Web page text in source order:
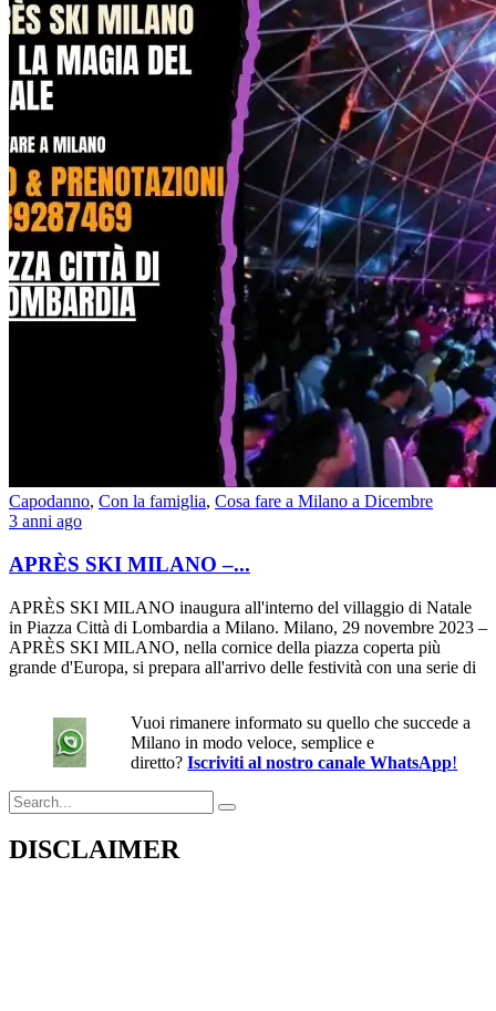
Capodanno, Con la famiglia, Cosa fare a Milano a Dicembre
3 anni ago
APRÈS SKI MILANO –...
APRÈS SKI MILANO inaugura all'interno del villaggio di Natale
in Piazza Città di Lombardia a Milano. Milano, 29 novembre 2023 –
APRÈS SKI MILANO, nella cornice della piazza coperta più
grande d'Europa, si prepara all'arrivo delle festività con una serie di
Vuoi rimanere informato su quello che succede a
Milano in modo veloce, semplice e
diretto?Iscriviti al nostro canale WhatsApp!
Search
for:
DISCLAIMER